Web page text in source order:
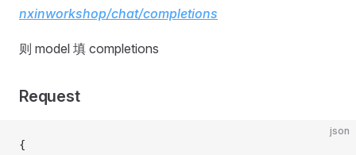
nxinworkshop/chat/completions
则 model 填 completions
Request
json
{